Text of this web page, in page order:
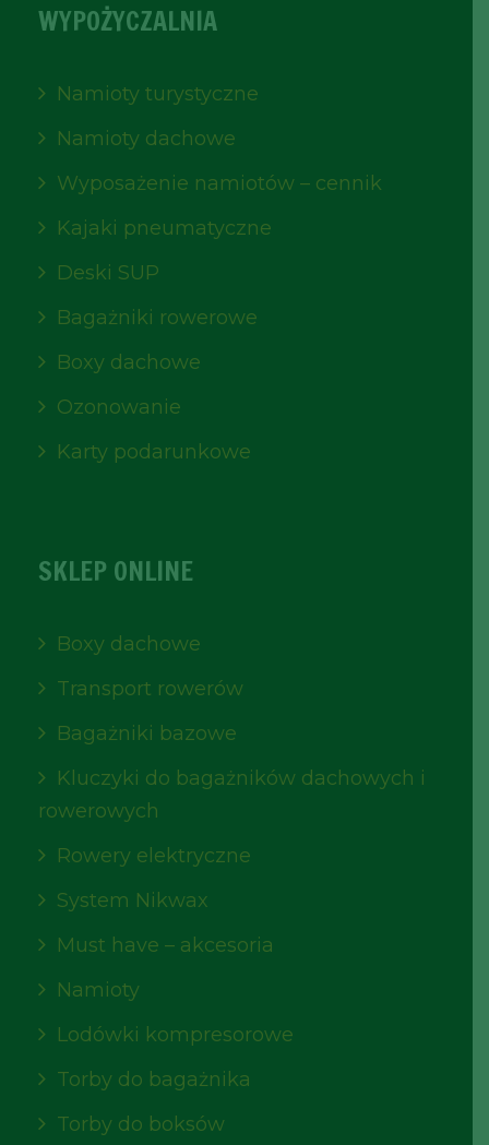
WYPOŻYCZALNIA
Namioty turystyczne
Namioty dachowe
Wyposażenie namiotów – cennik
Kajaki pneumatyczne
Deski SUP
Bagażniki rowerowe
Boxy dachowe
Ozonowanie
Karty podarunkowe
SKLEP ONLINE
Boxy dachowe
Transport rowerów
Bagażniki bazowe
Kluczyki do bagażników dachowych i
rowerowych
Rowery elektryczne
System Nikwax
Must have – akcesoria
Namioty
Lodówki kompresorowe
Torby do bagażnika
Torby do boksów